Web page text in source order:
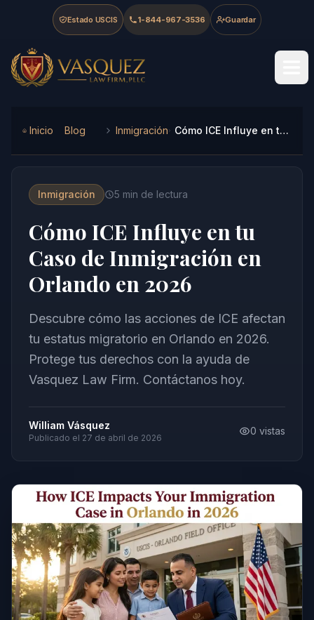
Skip to main content
Skip to navigation
Skip to footer
Estado USCIS 1-844-967-3536 Guardar
Vasquez Law Firm - Home
Inicio Blog Inmigración Cómo ICE Influye en tu Caso de Inmigración en Orlando en 2026
Inmigración 5 min de lectura
Cómo ICE Influye en tu
Caso de Inmigración en
Orlando en 2026
Descubre cómo las acciones de ICE afectan
tu estatus migratorio en Orlando en 2026.
Protege tus derechos con la ayuda de
Vasquez Law Firm. Contáctanos hoy.
William Vásquez
Publicado el 27 de abril de 2026
0 vistas